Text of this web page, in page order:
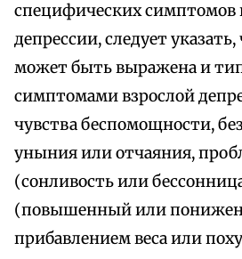
специфических симптомов
депрессии, следует
может быть выражена и
симптомами взрослой
чувства беспомощности,
уныния или отчаяния,
(сонливость или
(повышенный или
прибавлением веса или